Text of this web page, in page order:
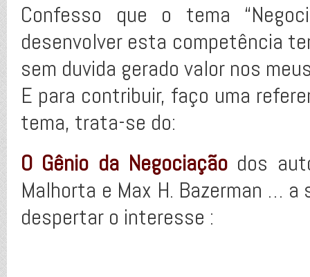
Confesso que o tema
desenvolver esta competência
sem duvida gerado valor nos
E para contribuir, faço uma
tema, trata-se do:
O Gênio da Negociaçãodos
Malhorta e Max H. Bazerman …
despertar o interesse :